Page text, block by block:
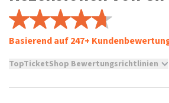
Basierend auf 247+
TopTicketShop Bewertungsrichtlinien
TopTicketShop sammelt